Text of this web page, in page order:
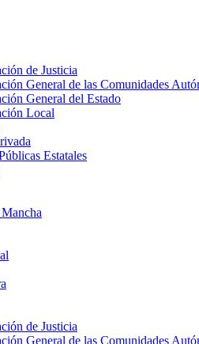
de Justicia
General de las Comunidades
General del Estado
Local
Estatales
de Justicia
General de las Comunidades